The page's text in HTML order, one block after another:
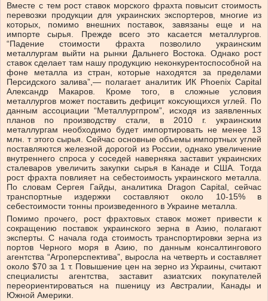
Вместе с тем рост ставок морского фрахта повысит стоимость
перевозки продукции для украинских экспортеров, многие из
которых, помимо внешних поставок, завязаны еще и на
импорте сырья. Прежде всего это касается металлургов.
“Падение стоимости фрахта позволило украинским
металлургам выйти на рынки Дальнего Востока. Однако рост
ставок сделает там нашу продукцию неконкурентоспособной на
фоне металла из стран, которые находятся за пределами
Персидского залива”,— полагает аналитик ИК Phoenix Capital
Александр Макаров. Кроме того, в сложные условия
металлургов может поставить дефицит коксующихся углей. По
данным ассоциации “Металлургпром”, исходя из заявленных
планов по производству стали, в 2010 г. украинским
металлургам необходимо будет импортировать не менее 13
млн. т этого сырья. Сейчас основные объемы импортных углей
поставляются железной дорогой из России, однако увеличение
внутреннего спроса у соседей наверняка заставит украинских
сталеваров увеличить закупки сырья в Канаде и США. Тогда
рост фрахта повлияет на себестоимость украинского металла.
По словам Сергея Гайды, аналитика Dragon Capital, сейчас
транспортные издержки составляют около 10-15% в
себестоимости тонны произведенного в Украине металла.
Помимо прочего, рост фрахтовых ставок может привести к
сокращению поставок украинского зерна в Азию, полагают
эксперты. С начала года стоимость транспортировки зерна из
портов Черного моря в Азию, по данным консалтингового
агентства “Агроперспектива”, выросла на четверть и составляет
около $70 за 1 т. Повышение цен на зерно из Украины, считают
специалисты агентства, заставит азиатских покупателей
переориентироваться на пшеницу из Австралии, Канады и
Южной Америки.